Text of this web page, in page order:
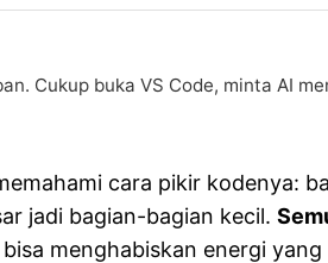
Cukup buka VS Code, minta AI
cara pikir kodenya:
jadi bagian-bagian kecil.
menghabiskan energi